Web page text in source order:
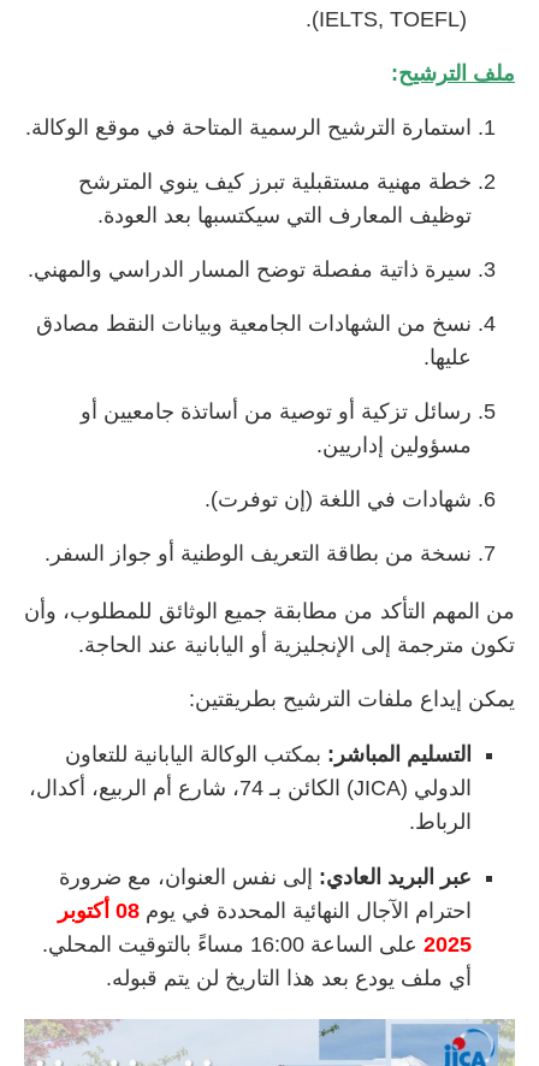
(IELTS, TOEFL).
ملف الترشيح:
استمارة الترشيح الرسمية المتاحة في موقع الوكالة.
خطة مهنية مستقبلية تبرز كيف ينوي المترشح
توظيف المعارف التي سيكتسبها بعد العودة.
سيرة ذاتية مفصلة توضح المسار الدراسي والمهني.
نسخ من الشهادات الجامعية وبيانات النقط مصادق
عليها.
رسائل تزكية أو توصية من أساتذة جامعيين أو
مسؤولين إداريين.
شهادات في اللغة (إن توفرت).
نسخة من بطاقة التعريف الوطنية أو جواز السفر.
من المهم التأكد من مطابقة جميع الوثائق للمطلوب، وأن
تكون مترجمة إلى الإنجليزية أو اليابانية عند الحاجة.
يمكن إيداع ملفات الترشيح بطريقتين:
التسليم المباشر: بمكتب الوكالة اليابانية للتعاون
الدولي (JICA) الكائن بـ 74، شارع أم الربيع، أكدال،
الرباط.
عبر البريد العادي: إلى نفس العنوان، مع ضرورة
احترام الآجال النهائية المحددة في يوم
08 أكتوبر
2025
على الساعة 16:00 مساءً بالتوقيت المحلي.
أي ملف يودع بعد هذا التاريخ لن يتم قبوله.